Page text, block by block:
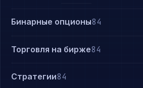
Бинарные опционы84
Торговля на бирже84
Стратегии84